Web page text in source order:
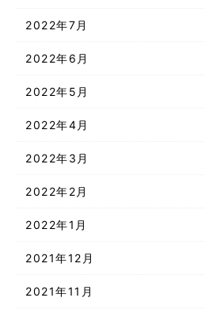
2022年7月
2022年6月
2022年5月
2022年4月
2022年3月
2022年2月
2022年1月
2021年12月
2021年11月